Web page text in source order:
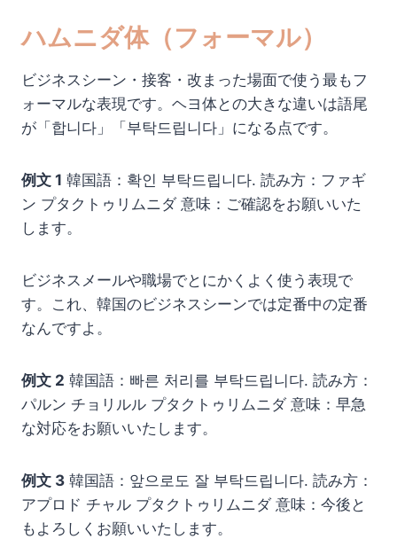
ハムニダ体（フォーマル）
ビジネスシーン・接客・改まった場面で使う最もフ
ォーマルな表現です。ヘヨ体との大きな違いは語尾
が「합니다」「부탁드립니다」になる点です。
例文 1 韓国語：확인 부탁드립니다. 読み方：ファギ
ン プタクトゥリムニダ 意味：ご確認をお願いいた
します。
ビジネスメールや職場でとにかくよく使う表現で
す。これ、韓国のビジネスシーンでは定番中の定番
なんですよ。
例文 2 韓国語：빠른 처리를 부탁드립니다. 読み方：
パルン チョリルル プタクトゥリムニダ 意味：早急
な対応をお願いいたします。
例文 3 韓国語：앞으로도 잘 부탁드립니다. 読み方：
アプロド チャル プタクトゥリムニダ 意味：今後と
もよろしくお願いいたします。